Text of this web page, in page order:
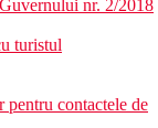
nr. 2/2018
turistul
contactele de